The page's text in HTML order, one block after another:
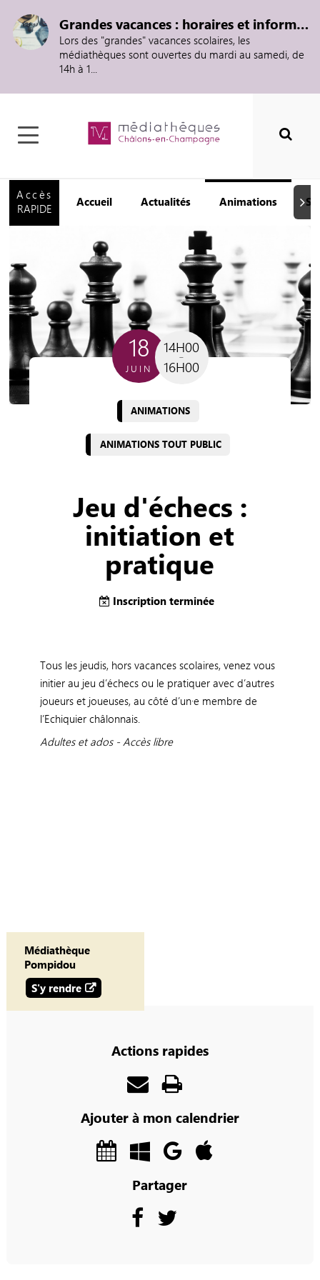
Grandes vacances : horaires et informations
Lors des "grandes" vacances scolaires, les
médiathèques sont ouvertes du mardi au samedi, de
14h à 1...
Accès
RAPIDE
Accueil Actualités Animations
18
JUIN
14H00
16H00
ANIMATIONS
ANIMATIONS TOUT PUBLIC
Jeu d'échecs :
initiation et
pratique
Inscription terminée
Tous les jeudis, hors vacances scolaires, venez vous
initier au jeu d’échecs ou le pratiquer avec d’autres
joueurs et joueuses, au côté d’un·e membre de
l’Echiquier châlonnais.
Adultes et ados - Accès libre
Médiathèque
Pompidou
S'y rendre
Actions rapides
Ajouter à mon calendrier
Partager